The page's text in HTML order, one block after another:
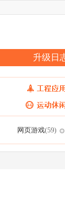
升级日
网页游戏(59)